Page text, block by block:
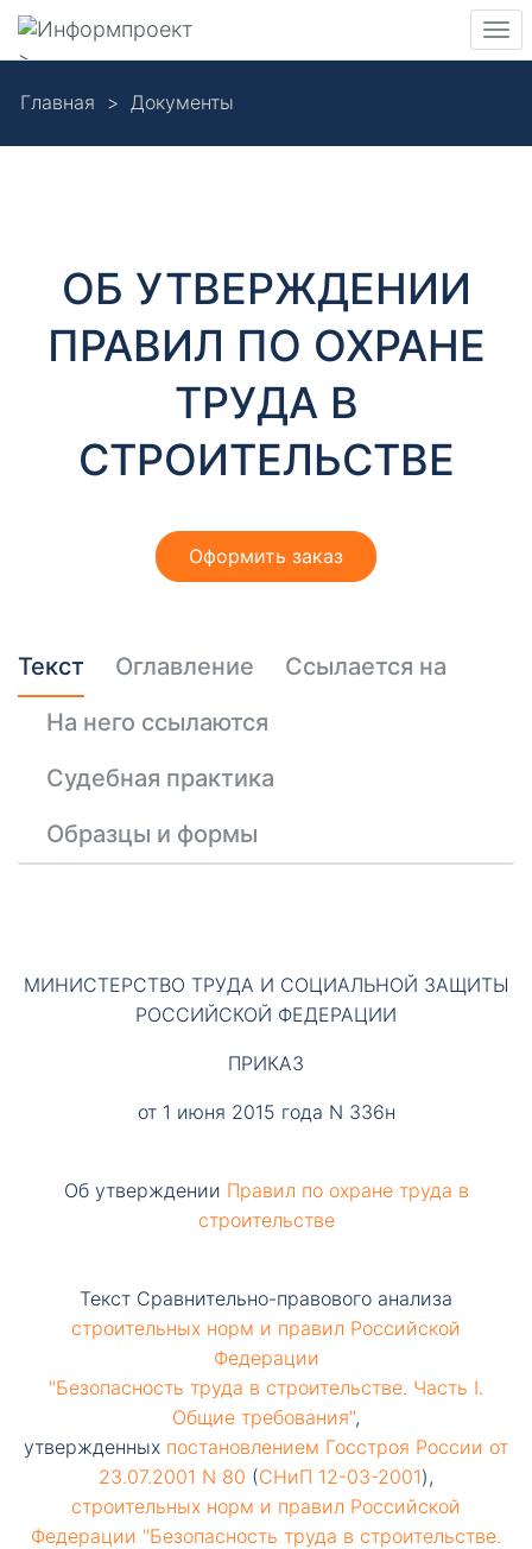
main
Навигация
>
Главная Документы
Д
ОБ УТВЕРЖДЕНИИ
ПРАВИЛ ПО ОХРАНЕ
ТРУДА В
СТРОИТЕЛЬСТВЕ
Оформить заказ
Текст Оглавление
Ссылается на
На него ссылаются
Судебная практика
Образцы и формы
МИНИСТЕРСТВО ТРУДА И СОЦИАЛЬНОЙ ЗАЩИТЫ
РОССИЙСКОЙ ФЕДЕРАЦИИ
ПРИКАЗ
от 1 июня 2015 года N 336н
Об утверждении Правил по охране труда в
строительстве
Текст Сравнительно-правового анализа
строительных норм и правил Российской
Федерации
"Безопасность труда в строительстве. Часть I.
Общие требования",
утвержденных постановлением Госстроя России от
23.07.2001 N 80 (СНиП 12-03-2001),
строительных норм и правил Российской
Федерации "Безопасность труда в строительстве.
Эти файлы cookie
необязательны.